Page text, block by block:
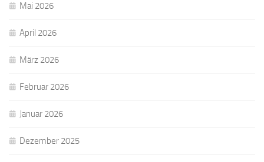
Mai 2026
April 2026
März 2026
Februar 2026
Januar 2026
Dezember 2025